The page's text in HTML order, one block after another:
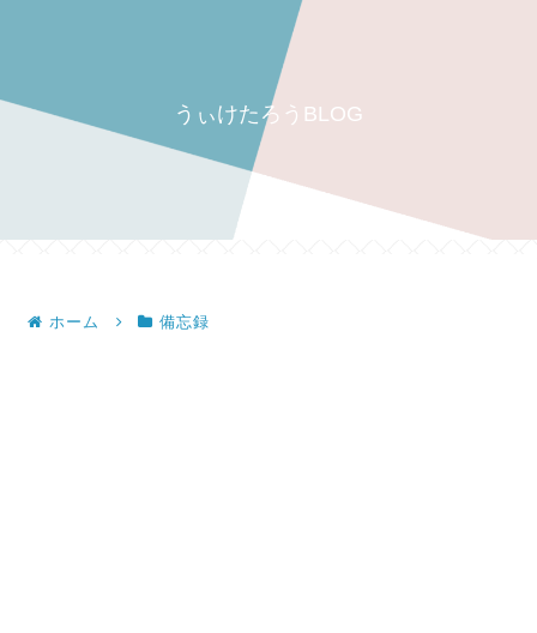
うぃけたろうBLOG
ホーム 備忘録